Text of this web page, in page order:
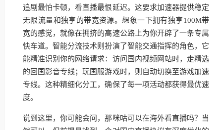
追剧最怕卡顿，看直播最恨延迟。这要求加速器提供稳定
无限流量和独享的带宽资源。想象一下拥有独享100M带
宽的感觉，就像在拥挤的高速公路上为你开辟了一条专属
快车道。智能分流技术则扮演了智能交通指挥的角色，它
能精准识别你的网络请求：访问国内视频网站时，走精选
的回国影音专线；玩国服游戏时，则自动切换至游戏加速
专线。这种精细化分工，确保了每一项活动都获得最优速
度。
说到这里，你可能会问，那咪咕可以在海外看直播吗？当